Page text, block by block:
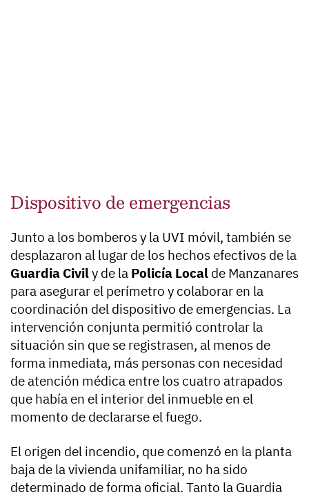
Dispositivo de emergencias
Junto a los bomberos y la UVI móvil, también se
desplazaron al lugar de los hechos efectivos de la
Guardia Civily de la Policía Local de Manzanares
para asegurar el perímetro y colaborar en la
coordinación del dispositivo de emergencias. La
intervención conjunta permitió controlar la
situación sin que se registrasen, al menos de
forma inmediata, más personas con necesidad
de atención médica entre los cuatro atrapados
que había en el interior del inmueble en el
momento de declararse el fuego.
El origen del incendio, que comenzó en la planta
baja de la vivienda unifamiliar, no ha sido
determinado de forma oficial. Tanto la Guardia